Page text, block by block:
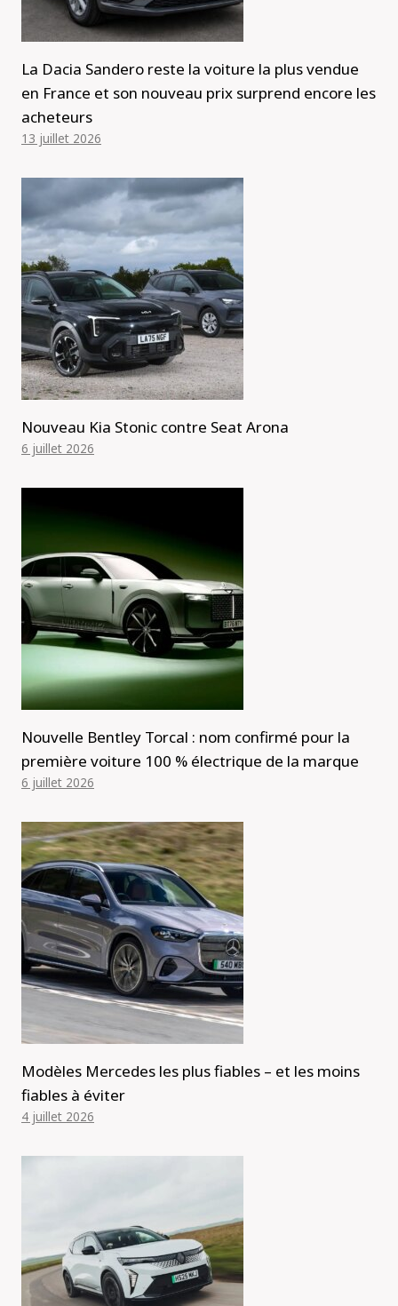
La Dacia Sandero reste la voiture la plus vendue
en France et son nouveau prix surprend encore les
acheteurs
13 juillet 2026
Nouveau Kia Stonic contre Seat Arona
6 juillet 2026
Nouvelle Bentley Torcal : nom confirmé pour la
première voiture 100 % électrique de la marque
6 juillet 2026
Modèles Mercedes les plus fiables – et les moins
fiables à éviter
4 juillet 2026